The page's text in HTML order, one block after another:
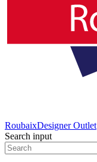
RoubaixDesigner Outlet
Search input